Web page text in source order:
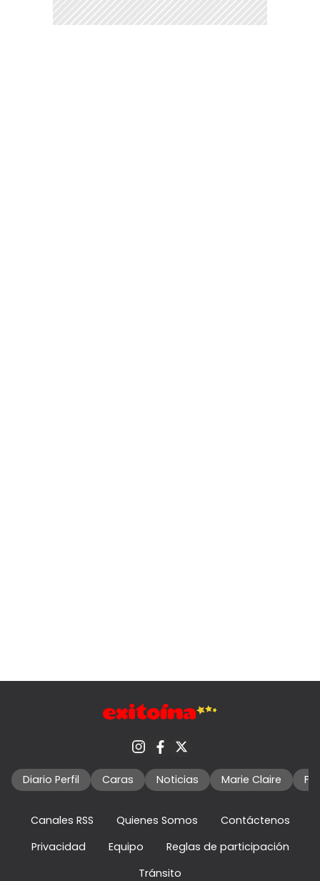
Diario Perfil Caras Noticias Marie Claire
Canales RSS Quienes Somos
Contáctenos
Privacidad
Equipo
Reglas de participación
Tránsito